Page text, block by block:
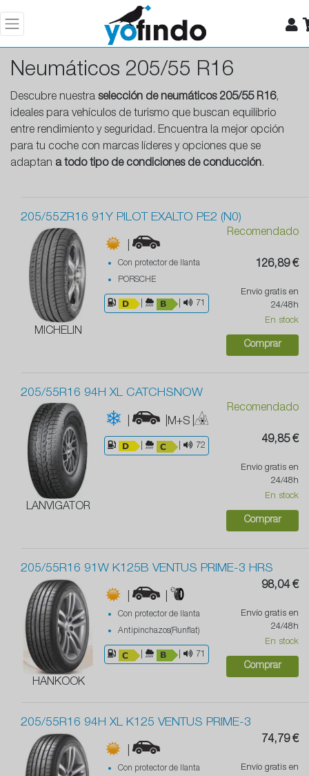
Neumáticos 205/55 R16
Descubre nuestra selección de neumáticos 205/55 R16,
ideales para vehículos de turismo que buscan equilibrio
entre rendimiento y seguridad. Encuentra la mejor opción
para tu coche con marcas líderes y opciones que se
adaptan a todo tipo de condiciones de conducción.
205/55ZR16 91Y PILOT EXALTO PE2 (N0)
MICHELIN
|
Con protector de llanta
PORSCHE
71
Recomendado
126,89 €
Envío gratis en
24/48h
En stock
Comprar
205/55R16 94H XL CATCHSNOW
LANVIGATOR
| |M+S |
72
Recomendado
49,85 €
Envío gratis en
24/48h
En stock
Comprar
205/55R16 91W K125B VENTUS PRIME-3 HRS
HANKOOK
|
Con protector de llanta
Antipinchazos(Runflat)
71
98,04 €
Envío gratis en
24/48h
En stock
Comprar
205/55R16 94H XL K125 VENTUS PRIME-3
|
Con protector de llanta
74,79 €
Envío gratis en